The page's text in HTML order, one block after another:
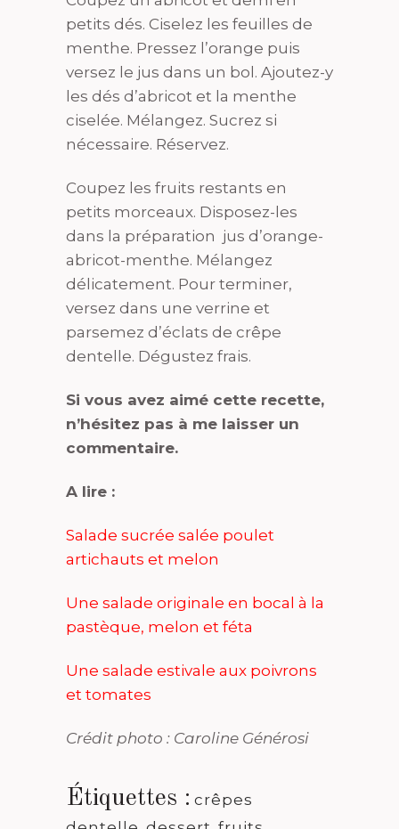
petits dés. Ciselez les feuilles de
menthe. Pressez l’orange puis
versez le jus dans un bol. Ajoutez-y
les dés d’abricot et la menthe
ciselée. Mélangez. Sucrez si
nécessaire. Réservez.
Coupez les fruits restants en
petits morceaux. Disposez-les
dans la préparation jus d’orange-
abricot-menthe. Mélangez
délicatement. Pour terminer,
versez dans une verrine et
parsemez d’éclats de crêpe
dentelle. Dégustez frais.
Si vous avez aimé cette recette,
n’hésitez pas à me laisser un
commentaire.
A lire :
Salade sucrée salée poulet
artichauts et melon
Une salade originale en bocal à la
pastèque, melon et féta
Une salade estivale aux poivrons
et tomates
Crédit photo : Caroline Générosi
Étiquettes : crêpes